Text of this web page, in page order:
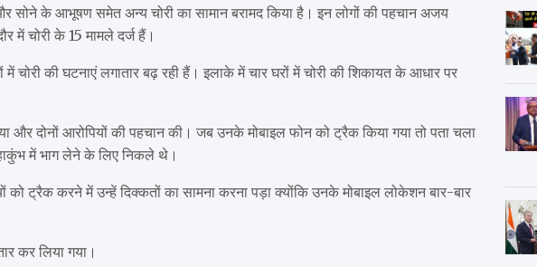
के आभूषण समेत अन्य चोरी का सामान बरामद किया है। इन लोगों की पहचान अजय
में चोरी के 15 मामले दर्ज हैं।
में चोरी की घटनाएं लगातार बढ़ रही हैं। इलाके में चार घरों में चोरी की शिकायत के आधार पर
और दोनों आरोपियों की पहचान की। जब उनके मोबाइल फोन को ट्रैक किया गया तो पता चला
में भाग लेने के लिए निकले थे।
को ट्रैक करने में उन्हें दिक्कतों का सामना करना पड़ा क्योंकि उनके मोबाइल लोकेशन बार-बार
कर लिया गया।